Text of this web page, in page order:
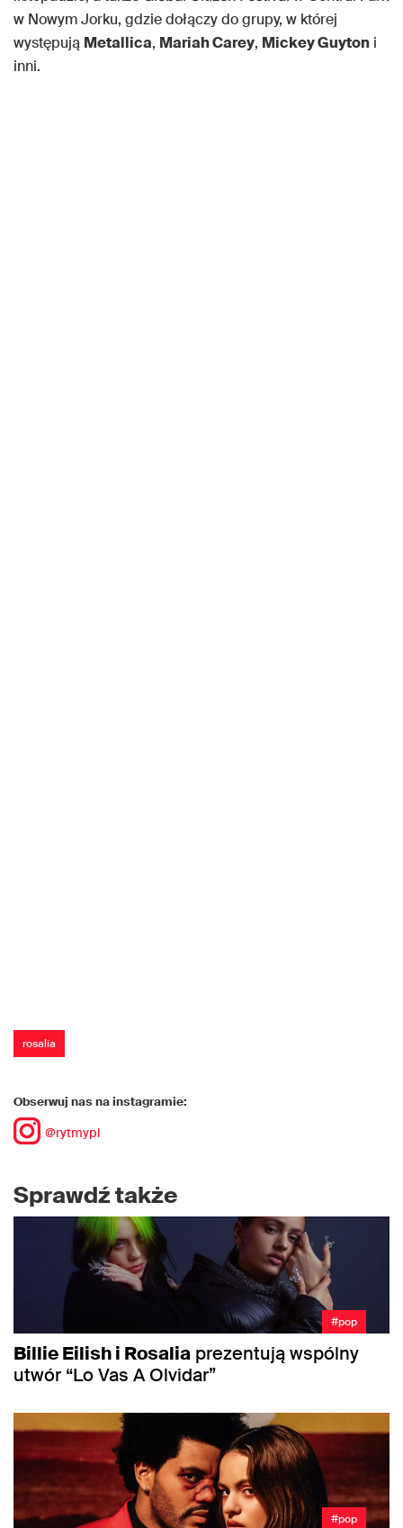
w Nowym Jorku, gdzie dołączy do grupy, w której
występują Metallica, Mariah Carey, Mickey Guyton i
inni.
rosalia
Obserwuj nas na instagramie:
@rytmypl
Sprawdź także
#pop
Billie Eilish i Rosalia prezentują wspólny
utwór “Lo Vas A Olvidar”
#pop